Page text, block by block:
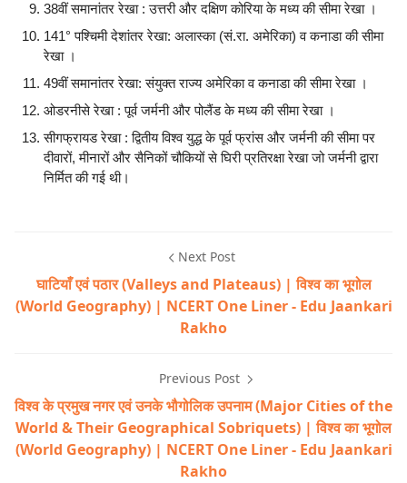
38वीं समानांतर रेखा : उत्तरी और दक्षिण कोरिया के मध्य की सीमा रेखा ।
141° पश्चिमी देशांतर रेखा: अलास्का (सं.रा. अमेरिका) व कनाडा की सीमा
रेखा ।
49वीं समानांतर रेखा: संयुक्त राज्य अमेरिका व कनाडा की सीमा रेखा ।
ओडरनीसे रेखा : पूर्व जर्मनी और पोलैंड के मध्य की सीमा रेखा ।
सीगफ्रायड रेखा : द्वितीय विश्व युद्ध के पूर्व फ्रांस और जर्मनी की सीमा पर
दीवारों, मीनारों और सैनिकों चौकियों से घिरी प्रतिरक्षा रेखा जो जर्मनी द्वारा
निर्मित की गई थी।
Next Post
घाटियाँ एवं पठार (Valleys and Plateaus) | विश्व का भूगोल
(World Geography) | NCERT One Liner - Edu Jaankari
Rakho
Previous Post
विश्व के प्रमुख नगर एवं उनके भौगोलिक उपनाम (Major Cities of the
World & Their Geographical Sobriquets) | विश्व का भूगोल
(World Geography) | NCERT One Liner - Edu Jaankari
Rakho